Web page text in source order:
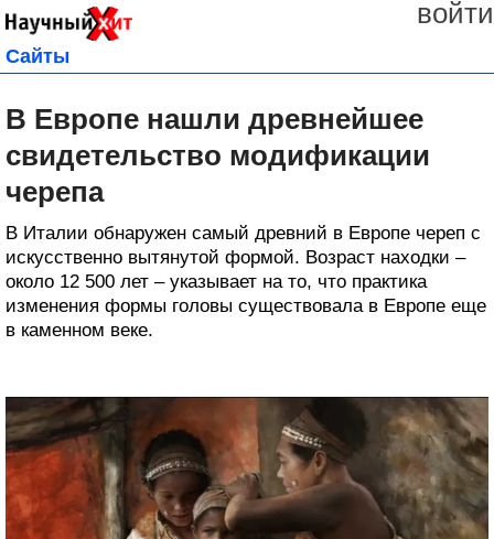
войти
Сайты
В Европе нашли древнейшее
свидетельство модификации
черепа
В Италии обнаружен самый древний в Европе череп с
искусственно вытянутой формой. Возраст находки –
около 12 500 лет – указывает на то, что практика
изменения формы головы существовала в Европе еще
в каменном веке.